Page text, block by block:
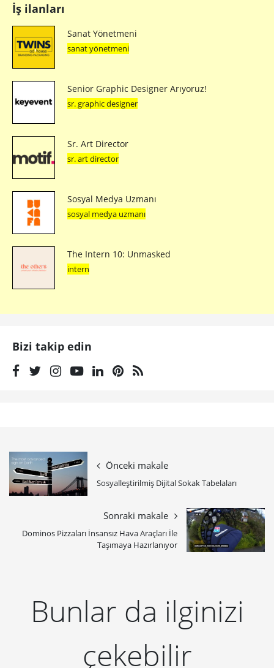
İş ilanları
Sanat Yönetmeni
sanat yönetmeni
Senior Graphic Designer Arıyoruz!
sr. graphic designer
Sr. Art Director
sr. art director
Sosyal Medya Uzmanı
sosyal medya uzmanı
The Intern 10: Unmasked
intern
Bizi takip edin
Önceki makale
Sosyalleştirilmiş Dijital Sokak Tabelaları
Sonraki makale
Dominos Pizzaları İnsansız Hava Araçları İle
Taşımaya Hazırlanıyor
Bunlar da ilginizi
çekebilir